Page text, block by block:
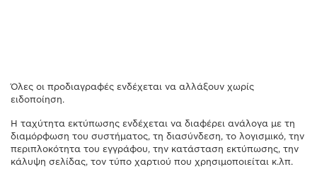
Όλες οι προδιαγραφές ενδέχεται να αλλάξουν χωρίς
ειδοποίηση.
Η ταχύτητα εκτύπωσης ενδέχεται να διαφέρει ανάλογα με τη
διαμόρφωση του συστήματος, τη διασύνδεση, το λογισμικό, την
περιπλοκότητα του εγγράφου, την κατάσταση εκτύπωσης, την
κάλυψη σελίδας, τον τύπο χαρτιού που χρησιμοποιείται κ.λπ.